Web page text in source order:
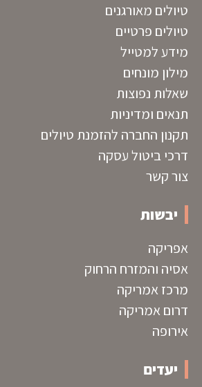
טיולים מאורגנים
טיולים פרטיים
מידע למטייל
מילון מונחים
שאלות נפוצות
תנאים ומדיניות
תקנון החברה להזמנת טיולים
דרכי ביטול עסקה
צור קשר
יבשות
אפריקה
אסיה והמזרח הרחוק
מרכז אמריקה
דרום אמריקה
אירופה
יעדים